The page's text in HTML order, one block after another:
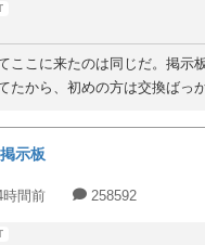
ここに来たのは同じだ。掲示
たから、初めの方は交換ばっ
示板
時間前 258592